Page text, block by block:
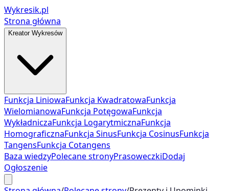
Wykresik.pl
Strona główna
Kreator Wykresów
Funkcja LiniowaFunkcja KwadratowaFunkcja
WielomianowaFunkcja PotęgowaFunkcja
WykładniczaFunkcja LogarytmicznaFunkcja
HomograficznaFunkcja SinusFunkcja CosinusFunkcja
TangensFunkcja Cotangens
Baza wiedzyPolecane stronyPrasoweczkiDodaj
Ogłoszenie